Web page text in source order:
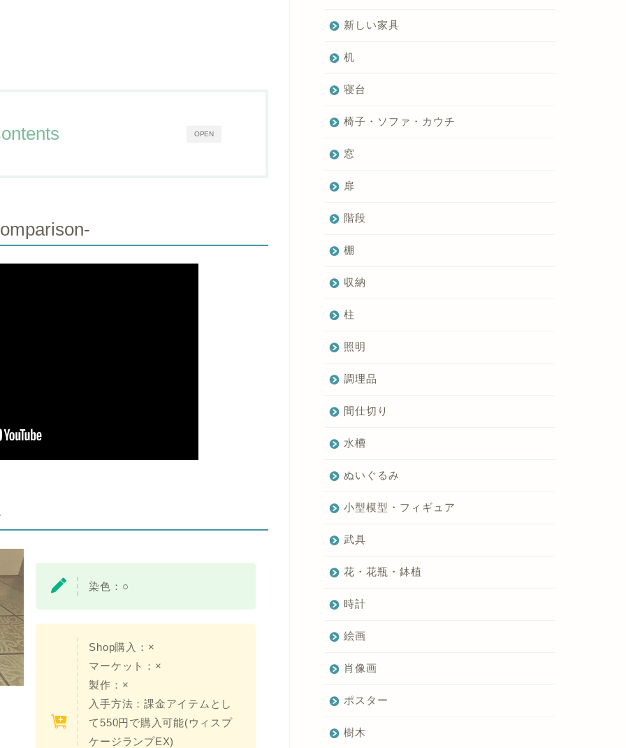
OPEN
染色：○
Shop購入：×
マーケット：×
製作：×
入手方法：課金アイテムとし
て550円で購入可能(ウィスプ
ケージランプEX)
新しい家具
机
寝台
椅子・ソファ・カウチ
窓
扉
階段
棚
収納
柱
照明
調理品
間仕切り
水槽
ぬいぐるみ
小型模型・フィギュア
武具
花・花瓶・鉢植
時計
絵画
肖像画
ポスター
樹木